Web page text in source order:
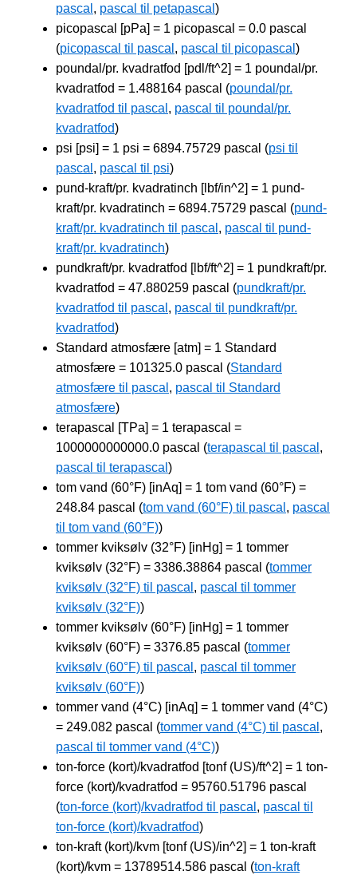
pascal , pascal til petapascal )
picopascal [pPa] = 1 picopascal = 0.0 pascal
(picopascal til pascal , pascal til picopascal )
poundal/pr. kvadratfod [pdl/ft^2] = 1 poundal/pr.
kvadratfod = 1.488164 pascal (poundal/pr.
kvadratfod til pascal , pascal til poundal/pr.
kvadratfod)
psi [psi] = 1 psi = 6894.75729 pascal (psi til
pascal , pascal til psi)
pund-kraft/pr. kvadratinch [lbf/in^2] = 1 pund-
kraft/pr. kvadratinch = 6894.75729 pascal (pund-
kraft/pr. kvadratinch til pascal , pascal til pund-
kraft/pr. kvadratinch)
pundkraft/pr. kvadratfod [lbf/ft^2] = 1 pundkraft/pr.
kvadratfod = 47.880259 pascal (pundkraft/pr.
kvadratfod til pascal , pascal til pundkraft/pr.
kvadratfod)
Standard atmosfære [atm] = 1 Standard
atmosfære = 101325.0 pascal (Standard
atmosfære til pascal , pascal til Standard
atmosfære)
terapascal [TPa] = 1 terapascal =
1000000000000.0 pascal (terapascal til pascal ,
pascal til terapascal )
tom vand (60°F) [inAq] = 1 tom vand (60°F) =
248.84 pascal (tom vand (60°F) til pascal , pascal
til tom vand (60°F))
tommer kviksølv (32°F) [inHg] = 1 tommer
kviksølv (32°F) = 3386.38864 pascal (tommer
kviksølv (32°F) til pascal , pascal til tommer
kviksølv (32°F))
tommer kviksølv (60°F) [inHg] = 1 tommer
kviksølv (60°F) = 3376.85 pascal (tommer
kviksølv (60°F) til pascal , pascal til tommer
kviksølv (60°F))
tommer vand (4°C) [inAq] = 1 tommer vand (4°C)
= 249.082 pascal (tommer vand (4°C) til pascal ,
pascal til tommer vand (4°C))
ton-force (kort)/kvadratfod [tonf (US)/ft^2] = 1 ton-
force (kort)/kvadratfod = 95760.51796 pascal
(ton-force (kort)/kvadratfod til pascal , pascal til
ton-force (kort)/kvadratfod)
ton-kraft (kort)/kvm [tonf (US)/in^2] = 1 ton-kraft
(kort)/kvm = 13789514.586 pascal (ton-kraft